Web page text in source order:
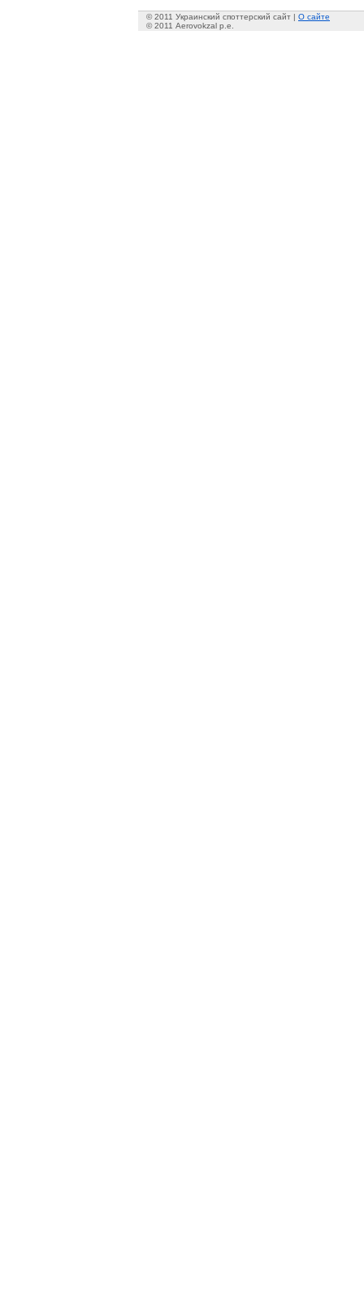
© 2011 Украинский споттерский сайт | О сайте
© 2011 Aerovokzal p.e.